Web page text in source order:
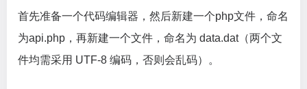
首先准备一个代码编辑器，然后新建一个php文件，命名
为api.php，再新建一个文件，命名为 data.dat（两个文
件均需采用 UTF-8 编码，否则会乱码）。